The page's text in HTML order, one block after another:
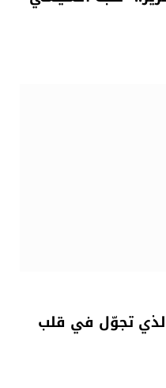
تجوّل في قلب